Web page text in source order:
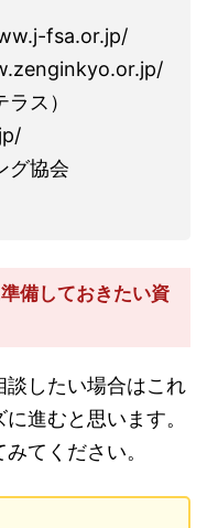
fsa.or.jp/
ラス）
グ協会
備しておきたい資
談したい場合はこれ
進むと思います。
てください。